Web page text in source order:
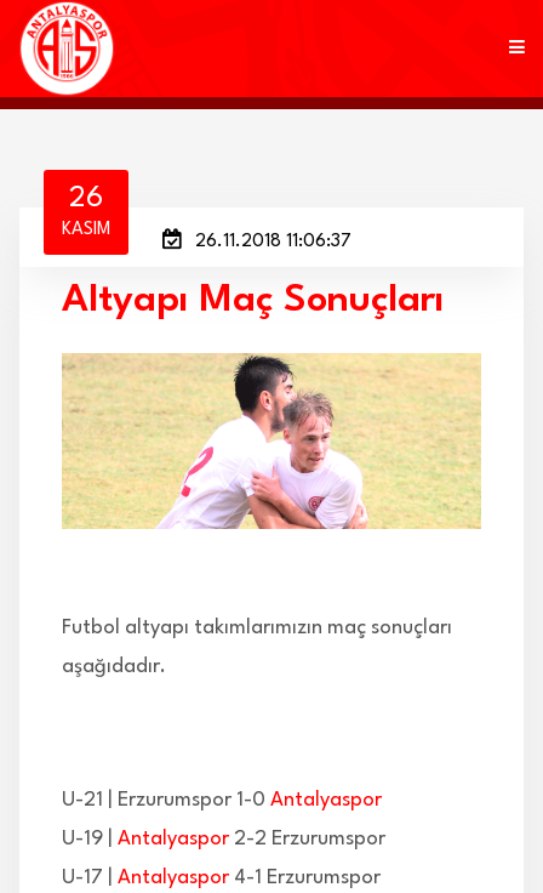
KULÜP
AKADEMİ
MARKALAR
TARAFTAR
BRANŞLAR
HABERLER
26
KASIM
26.11.2018 11:06:37
Altyapı Maç Sonuçları
Futbol altyapı takımlarımızın maç sonuçları
aşağıdadır.
U-21 | Erzurumspor 1-0 Antalyaspor
U-19 | Antalyaspor 2-2 Erzurumspor
U-17 | Antalyaspor 4-1 Erzurumspor